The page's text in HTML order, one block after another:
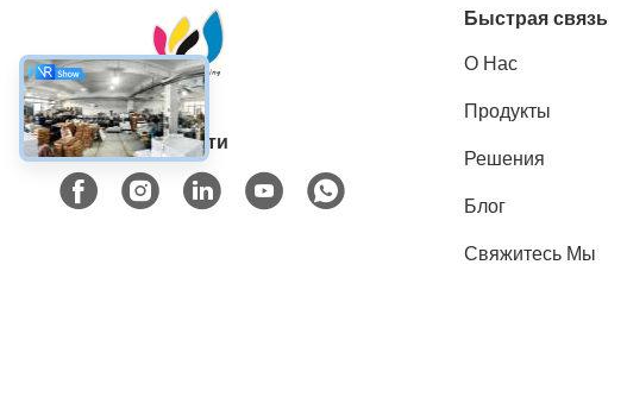
Социальные сети
Быстрая связь
О Нас
Продукты
Решения
Блог
Свяжитесь Мы